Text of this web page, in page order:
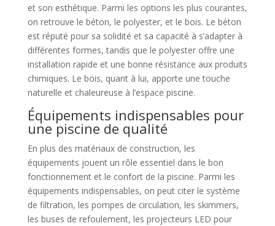
et son esthétique. Parmi les options les plus courantes,
on retrouve le béton, le polyester, et le bois. Le béton
est réputé pour sa solidité et sa capacité à s’adapter à
différentes formes, tandis que le polyester offre une
installation rapide et une bonne résistance aux produits
chimiques. Le bois, quant à lui, apporte une touche
naturelle et chaleureuse à l’espace piscine.
Équipements indispensables pour
une piscine de qualité
En plus des matériaux de construction, les
équipements jouent un rôle essentiel dans le bon
fonctionnement et le confort de la piscine. Parmi les
équipements indispensables, on peut citer le système
de filtration, les pompes de circulation, les skimmers,
les buses de refoulement, les projecteurs LED pour